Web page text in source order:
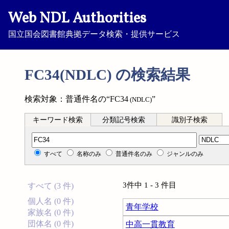
Web NDL Authorities
国立国会図書館典拠データ検索・提供サービス
FC34(NDLC) の検索結果
検索対象：普通件名の“FC34 (NDLC)”
キーワード検索 分類記号検索 識別子検索
分類記号検索
すべて 名称のみ 普通件名のみ ジャンルのみ
すべて (3 件)
個人名 (0 件)
家族名 (0 件)
団体名 (0 件)
3件中 1 - 3 件目
青年学校
中高一貫教育